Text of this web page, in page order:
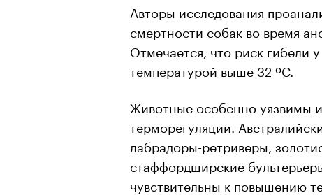
Авторы исследования
смертности собак во время
Отмечается, что риск гибели
температурой выше 32 ºC.
Животные особенно уязвимы
терморегуляции.
лабрадоры-ретриверы,
стаффордширские
чувствительны к повышению